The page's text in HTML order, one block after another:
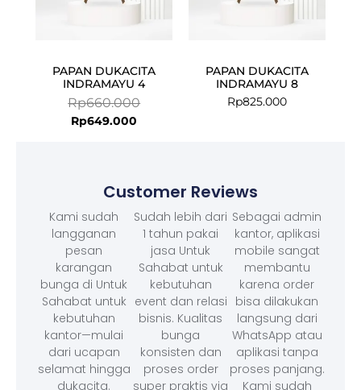
PAPAN DUKACITA
INDRAMAYU 4
Rp660.000
Rp649.000
PAPAN DUKACITA
INDRAMAYU 8
Rp825.000
Customer Reviews
Kami sudah
langganan
pesan
karangan
bunga di Untuk
Sahabat untuk
kebutuhan
kantor—mulai
dari ucapan
selamat hingga
dukacita.
Sudah lebih dari
1 tahun pakai
jasa Untuk
Sahabat untuk
kebutuhan
event dan relasi
bisnis. Kualitas
bunga
konsisten dan
proses order
super praktis via
Sebagai admin
kantor, aplikasi
mobile sangat
membantu
karena order
bisa dilakukan
langsung dari
WhatsApp atau
aplikasi tanpa
proses panjang.
Kami sudah